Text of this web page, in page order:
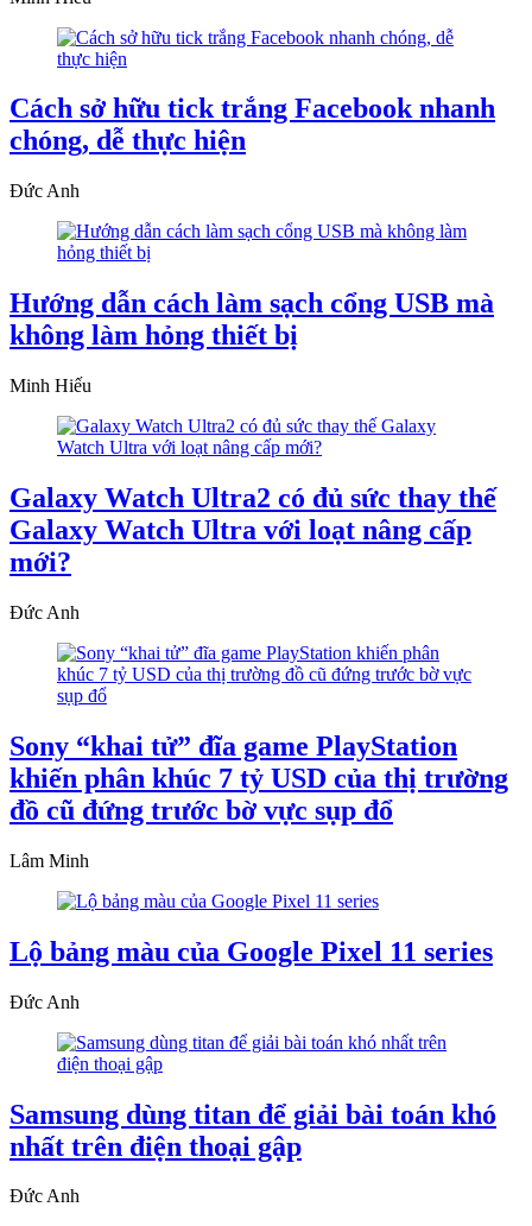
Cách sở hữu tick trắng Facebook nhanh
chóng, dễ thực hiện
Đức Anh
Hướng dẫn cách làm sạch cổng USB mà
không làm hỏng thiết bị
Minh Hiếu
Galaxy Watch Ultra2 có đủ sức thay thế
Galaxy Watch Ultra với loạt nâng cấp
mới?
Đức Anh
Sony “khai tử” đĩa game PlayStation
khiến phân khúc 7 tỷ USD của thị trường
đồ cũ đứng trước bờ vực sụp đổ
Lâm Minh
Lộ bảng màu của Google Pixel 11 series
Đức Anh
Samsung dùng titan để giải bài toán khó
nhất trên điện thoại gập
Đức Anh